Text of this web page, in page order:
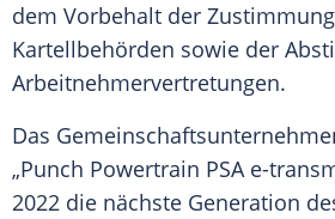
dem Vorbehalt der
Kartellbehörden sowie der
Arbeitnehmervertretungen.
Das
„Punch Powertrain PSA e-
2022 die nächste Generation